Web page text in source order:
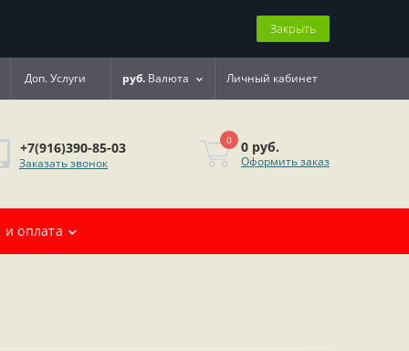
Закрыть
Доп. Услуги руб. Валюта Личный кабинет
+7(916)390-85-03
Заказать звонок
0 0 руб.
Оформить заказ
и оплата